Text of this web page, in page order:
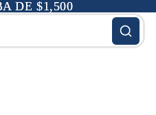
DE $1,500
DE $1,500